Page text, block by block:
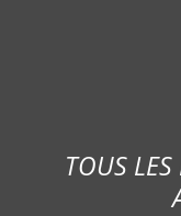
TOUS